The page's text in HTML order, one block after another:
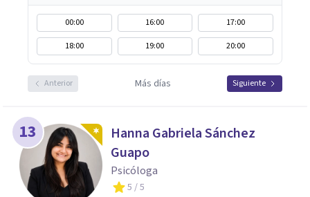
00:00 16:00
17:00
18:00
19:00 20:00
Anterior Más días Siguiente
13
Hanna Gabriela Sánchez
Guapo
Psicóloga
5 / 5